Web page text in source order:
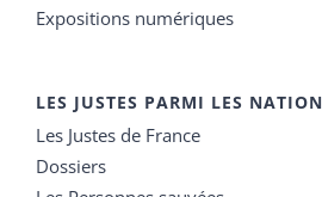
Expositions numériques
LES JUSTES PARMI LES
Les Justes de France
Dossiers